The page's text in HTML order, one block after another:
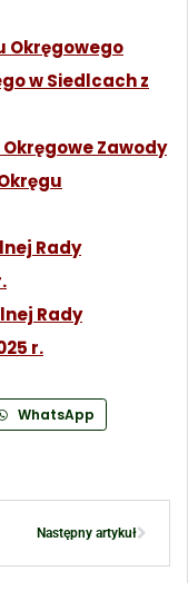
Okręgowego
w Siedlcach z
Zawody
Rady
Rady
r.
WhatsApp
Następny artykuł